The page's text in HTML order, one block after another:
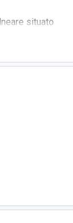
situato
vivere una